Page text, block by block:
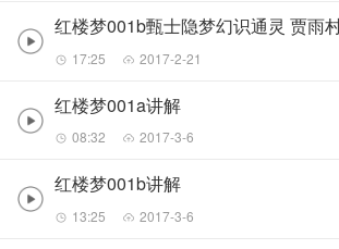
17:25 2017-2-21
红楼梦001a讲解
08:32 2017-3-6
红楼梦001b讲解
13:25 2017-3-6